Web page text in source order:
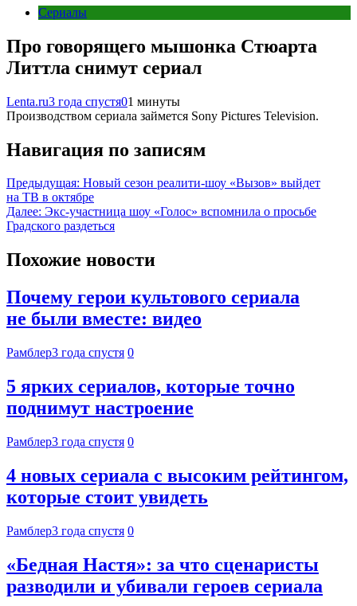
Сериалы
Про говорящего мышонка Стюарта
Литтла снимут сериал
Lenta.ru3 года спустя01 минуты
Производством сериала займется Sony Pictures Television.
Навигация по записям
Предыдущая: Новый сезон реалити-шоу «Вызов» выйдет
на ТВ в октябре
Далее: Экс-участница шоу «Голос» вспомнила о просьбе
Градского раздеться
Похожие новости
Почему герои культового сериала
не были вместе: видео
Рамблер3 года спустя 0
5 ярких сериалов, которые точно
поднимут настроение
Рамблер3 года спустя 0
4 новых сериала с высоким рейтингом,
которые стоит увидеть
Рамблер3 года спустя 0
«Бедная Настя»: за что сценаристы
разводили и убивали героев сериала